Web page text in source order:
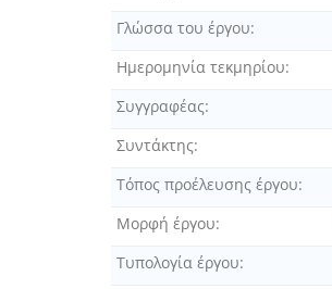
Γλώσσα του έργου
Ημερομηνία τεκμηρίου
Συγγραφέας
Συντάκτης
Τόπος προέλευσης έργου
Μορφή έργου
Τυπολογία έργου